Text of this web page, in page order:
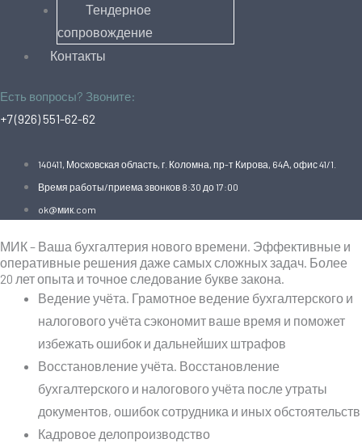
Тендерное
сопровождение
Контакты
Есть вопросы? Звоните:
+7 (926) 551-62-62
140411, Московская область, г. Коломна, пр-т Кирова, 64А, офис 41/1.
Время работы/приема звонков 8:30 до 17:00
ok@мик.com
МИК – Ваша бухгалтерия нового времени. Эффективные и
оперативные решения даже самых сложных задач. Более
20 лет опыта и точное следование букве закона.
Ведение учёта. Грамотное ведение бухгалтерского и
налогового учёта сэкономит ваше время и поможет
избежать ошибок и дальнейших штрафов
Восстановление учёта. Восстановление
бухгалтерского и налогового учёта после утраты
документов, ошибок сотрудника и иных обстоятельств
Кадровое делопроизводство